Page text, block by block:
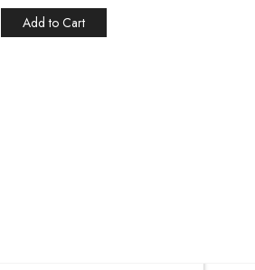
Add to Cart